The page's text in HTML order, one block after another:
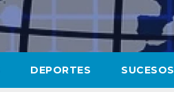
DEPORTES SUCESOS